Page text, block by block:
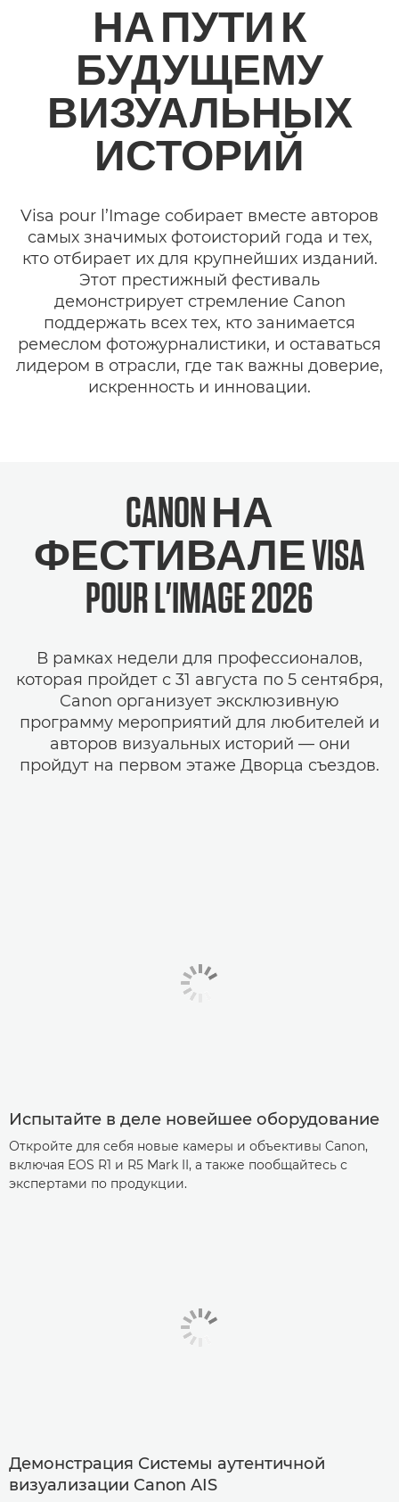
НА ПУТИ К
БУДУЩЕМУ
ВИЗУАЛЬНЫХ
ИСТОРИЙ
Visa pour l’Image собирает вместе авторов
самых значимых фотоисторий года и тех,
кто отбирает их для крупнейших изданий.
Этот престижный фестиваль
демонстрирует стремление Canon
поддержать всех тех, кто занимается
ремеслом фотожурналистики, и оставаться
лидером в отрасли, где так важны доверие,
искренность и инновации.
CANON НА
ФЕСТИВАЛЕ VISA
POUR L'IMAGE 2026
В рамках недели для профессионалов,
которая пройдет с 31 августа по 5 сентября,
Canon организует эксклюзивную
программу мероприятий для любителей и
авторов визуальных историй — они
пройдут на первом этаже Дворца съездов.
Испытайте в деле новейшее оборудование
Откройте для себя новые камеры и объективы Canon,
включая EOS R1 и R5 Mark II, а также пообщайтесь с
экспертами по продукции.
Демонстрация Системы аутентичной
визуализации Canon­ AIS